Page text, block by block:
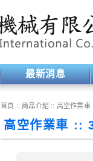
最新消息
首頁 :: 商品介紹 :: 高空作業車
高空作業車 ::